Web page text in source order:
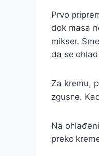
Prvo
dok masa
mikser.
da se
Za kremu,
zgusne.
Na
preko